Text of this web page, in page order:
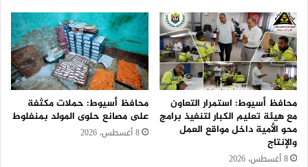
محافظ أسيوط: استمرار التعاون
مع هيئة تعليم الكبار لتنفيذ برامج
محو الأمية داخل مواقع العمل
والإنتاج
8 أغسطس، 2026
محافظ أسيوط: حملات مكثفة
على مصانع حلوى المولد بمنفلوط
8 أغسطس، 2026